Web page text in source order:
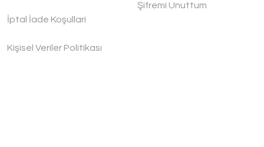
İptal İade Koşullari
Kişisel Veriler Politikası
Şifremi Unuttum